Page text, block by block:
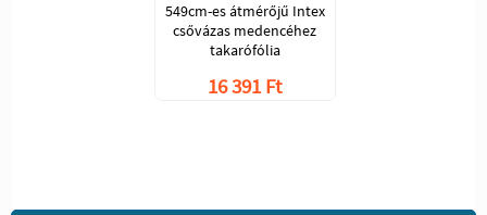
549cm-es átmérőjű Intex
csővázas medencéhez
takarófólia
16 391 Ft